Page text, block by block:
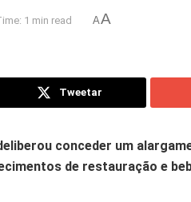
1 min read AA
Tweetar
conceder um
de restauração e